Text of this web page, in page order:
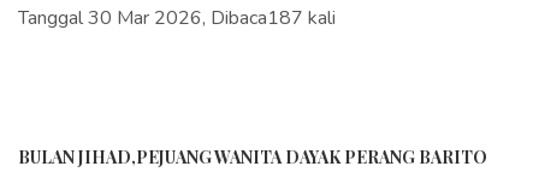
Tanggal 30 Mar 2026, Dibaca187 kali
BULAN JIHAD,PEJUANG WANITA DAYAK PERANG BARITO